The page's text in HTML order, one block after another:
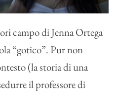
campo di Jenna Ortega
“gotico”. Pur non
(la storia di una
il professore di